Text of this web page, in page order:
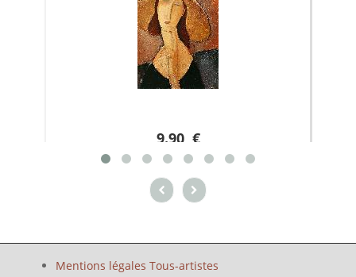
9.90 €
Mentions légales Tous-artistes